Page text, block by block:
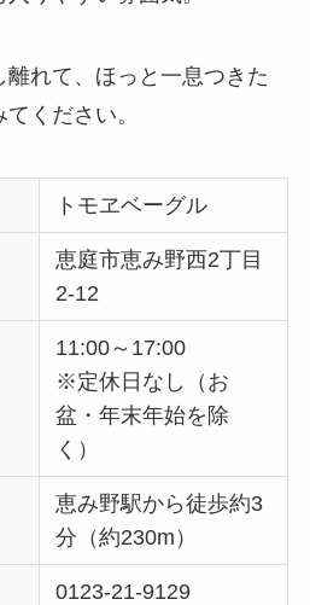
離れて、ほっと一息つきた
ください。
トモヱベーグル
恵庭市恵み野西2丁目
2-12
11:00～17:00
※定休日なし（お
盆・年末年始を除
く）
恵み野駅から徒歩約3
分（約230m）
0123-21-9129